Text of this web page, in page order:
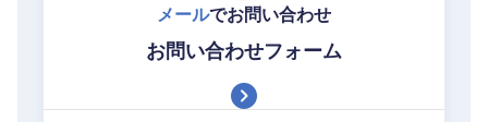
メールでお問い合わせ
お問い合わせフォーム